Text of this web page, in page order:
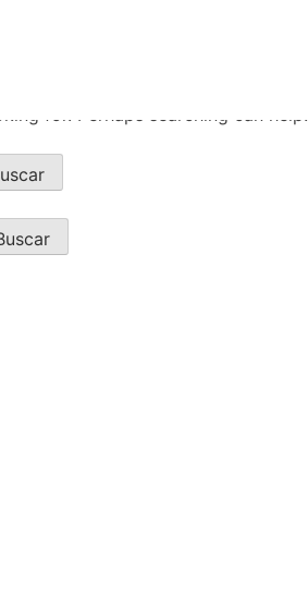
for. Perhaps searching can help.